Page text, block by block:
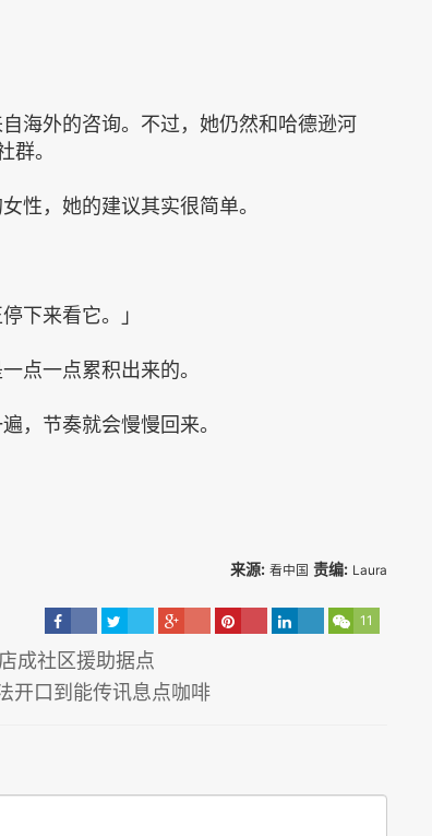
海外的咨询。不过，她仍然和哈德逊河
群。
性，她的建议其实很简单。
下来看它。」
点一点累积出来的。
，节奏就会慢慢回来。
来源: 看中国 责编: Laura
11
成社区援助据点
开口到能传讯息点咖啡